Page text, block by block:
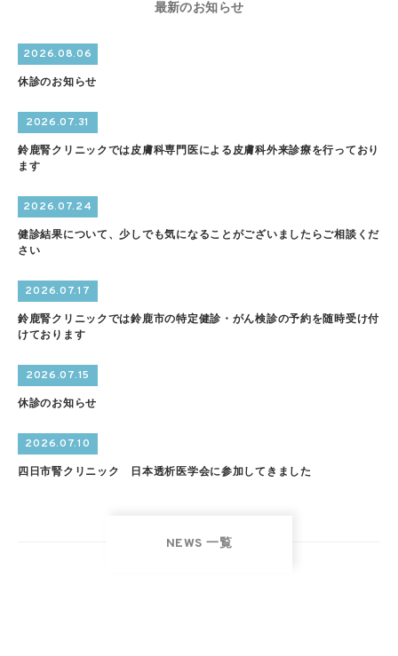
最新のお知らせ
2026.08.06
休診のお知らせ
2026.07.31
鈴鹿腎クリニックでは皮膚科専門医による皮膚科外来診療を行っており
ます
2026.07.24
健診結果について、少しでも気になることがございましたらご相談くだ
さい
2026.07.17
鈴鹿腎クリニックでは鈴鹿市の特定健診・がん検診の予約を随時受け付
けております
2026.07.15
休診のお知らせ
2026.07.10
四日市腎クリニック 日本透析医学会に参加してきました
NEWS 一覧